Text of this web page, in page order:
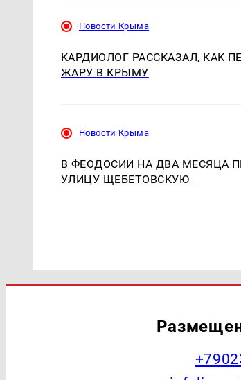
Новости Крыма
КАРДИОЛОГ РАССКАЗАЛ, КАК
ЖАРУ В КРЫМУ
Новости Крыма
В ФЕОДОСИИ НА ДВА МЕСЯЦА
УЛИЦУ ЩЕБЕТОВСКУЮ